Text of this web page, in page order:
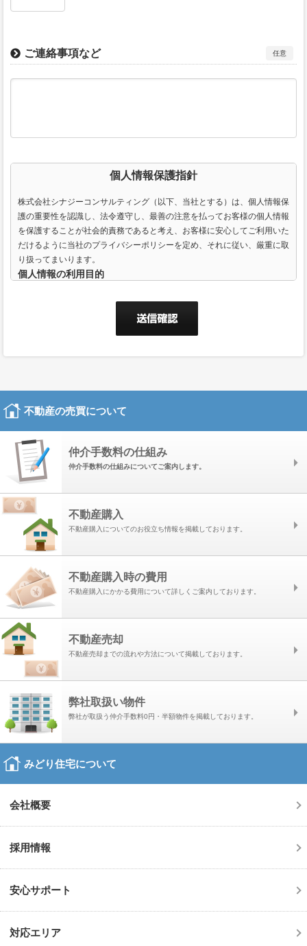
ご連絡事項など 任意
個人情報保護指針
株式会社シナジーコンサルティング（以下、当社とする）は、個人情報保
護の重要性を認識し、法令遵守し、最善の注意を払ってお客様の個人情報
を保護することが社会的責務であると考え、お客様に安心してご利用いた
だけるように当社のプライバシーポリシーを定め、それに従い、厳重に取
り扱ってまいります。
個人情報の利用目的
聞きする場合がございます。お客様から提供いただいた個人情報は、当社
の商品やサービスおよび関連情報を提供する目的、当社の商品やサービス
第三者への開示
本サイトを通じてお客様から提供いただいた個人情報は、以下の場合を除
■お客様にご承諾いただいた場合
■お客様からのお問い合わせ内容等が、関連会社から回答または対応する
ことが適切と当社が判断した場合
■法令等に基づく要請に応じる場合
セキュリティ
当社は、個人情報に対する不正なアクセスや、個人情報の消失・破壊・改
で、個人情報を管理いたします。
不特定情報の収集
本サイトの一部においては、提供するサービスレベルを向上させる目的の
ため、お客様が本サイトのどのページに訪問されたか、あるいはどのドメ
イン名のサイトから本サイトにアクセスされたかなど、個人が特定されな
い方法で情報を収集することがあります。
クッキーの使用について
ータを識別する業界標準の技術）を使用することがあります。
■WEBサーバーで発生した問題の原因を突き止め解決するため
■WEBサイトや電子メール等の内容を、お客様によりご満足いただけるよ
■WEBサイトや電子メール等の内容を、お客様個々の利用に合わせてカス
タマイズするため
■個人を特定できない状態で、統計資料として利用するため
関連法令等の改廃または当社を取り巻く社会環境の変化等に応じて、本ポ
いいたします。
不動産の売買について
仲介手数料の仕組み
仲介手数料の仕組みについてご案内します。
不動産購入
不動産購入についてのお役立ち情報を掲載しております。
不動産購入時の費用
不動産購入にかかる費用について詳しくご案内しております。
不動産売却
不動産売却までの流れや方法について掲載しております。
弊社取扱い物件
弊社が取扱う仲介手数料0円・半額物件を掲載しております。
みどり住宅について
会社概要
採用情報
安心サポート
対応エリア